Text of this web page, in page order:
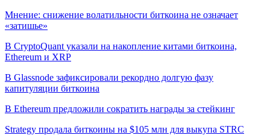
Мнение: снижение волатильности биткоина не означает
«затишье»
В CryptoQuant указали на накопление китами биткоина,
Ethereum и XRP
В Glassnode зафиксировали рекордно долгую фазу
капитуляции биткоина
В Ethereum предложили сократить награды за стейкинг
Strategy продала биткоины на $105 млн для выкупа STRC